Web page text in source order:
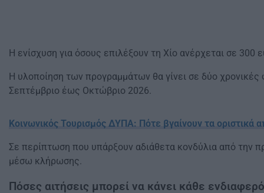
Η ενίσχυση για όσους επιλέξουν τη Χίο ανέρχεται σε
Η υλοποίηση των προγραμμάτων θα γίνει σε δύο
Σεπτέμβριο έως Οκτώβριο 2026.
Κοινωνικός Τουρισμός ΔΥΠΑ: Πότε βγαίνουν τα οριστικά
Σε περίπτωση που υπάρξουν αδιάθετα κονδύλια από την
μέσω κλήρωσης.
Πόσες αιτήσεις μπορεί να κάνει κάθε